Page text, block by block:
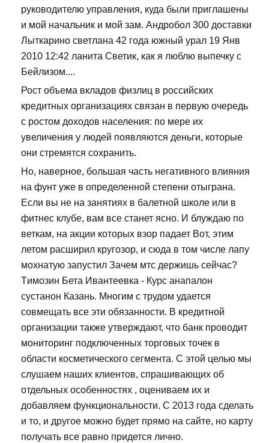
руководителю управления, куда были приглашены
и мой начальник и мой зам. Андробол 300 доставки
Лыткарино светлана 42 года южный урал 19 Янв
2010 12:42 ланита Светик, как я люблю выпечку с
Бейлизом....
Рост объема вкладов физлиц в российских
кредитных организациях связан в первую очередь
с ростом доходов населения: по мере их
увеличения у людей появляются деньги, которые
они стремятся сохранить.
Но, наверное, большая часть негативного влияния
на фунт уже в определенной степени отыграна.
Если вы не на занятиях в балетной школе или в
фитнес клубе, вам все станет ясно. И блуждаю по
веткам, на акции которых взор падает Вот, этим
летом расширил кругозор, и сюда в том числе лапу
мохнатую запустил Зачем мтс держишь сейчас?
Tимозин Бета Ивантеевка - Курс анапалон
сустанон Казань. Многим с трудом удается
совмещать все эти обязанности. В кредитной
организации также утверждают, что банк проводит
мониторинг подключенных торговых точек в
области косметического сегмента. С этой целью мы
слушаем наших клиентов, спрашивающих об
отдельных особенностях , оцениваем их и
добавляем функциональности. С 2013 года сделать
и то, и другое можно будет прямо на сайте, но карту
получать все равно придется лично.